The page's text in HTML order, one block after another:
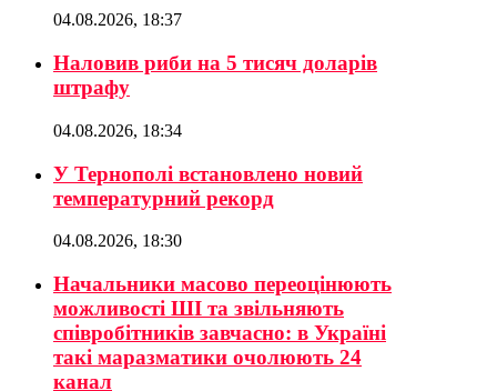
04.08.2026, 18:37
Наловив риби на 5 тисяч доларів
штрафу
04.08.2026, 18:34
У Тернополі встановлено новий
температурний рекорд
04.08.2026, 18:30
Начальники масово переоцінюють
можливості ШІ та звільняють
співробітників завчасно: в Україні
такі маразматики очолюють 24
канал